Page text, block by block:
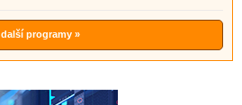
další programy »